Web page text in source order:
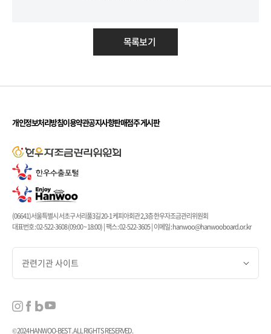
목록보기
개인정보처리방침이용약관공지사항판매점주 게시판
(06641)서울특별시 서초구 서리풀3길 20-1 케피아회관 2,3층 한우자조금관리위원회
대표번호 : 02-522-3608 (09:00 ~ 18:00) | 팩스 : 02-522-3605 | 이메일 : hanwoo@hanwooboard.or.kr
관련기관 사이트
© 2024 HANWOO-BEST. ALL RIGHTS RESERVED.